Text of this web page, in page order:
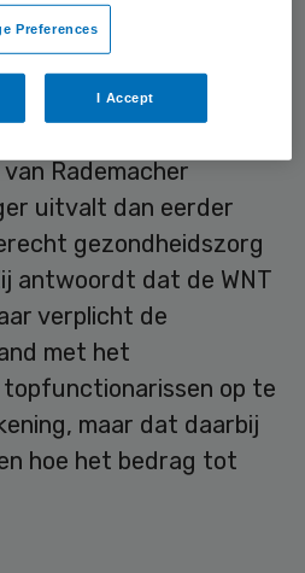
handhaver waar het de
voor de zorgsector
heeft aan de
Rademacher
uitvalt dan eerder
gezondheidszorg
antwoordt dat de WNT
verplicht de
met het
op te
maar dat daarbij
hoe het bedrag tot
Preferences
I Accept